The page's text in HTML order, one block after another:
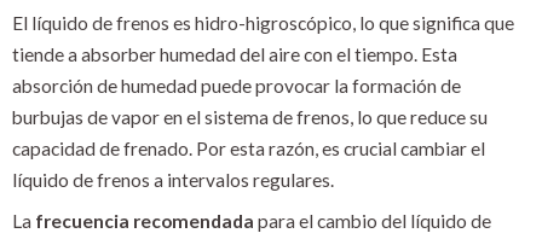
El líquido de frenos es hidro-higroscópico, lo que significa que
tiende a absorber humedad del aire con el tiempo. Esta
absorción de humedad puede provocar la formación de
burbujas de vapor en el sistema de frenos, lo que reduce su
capacidad de frenado. Por esta razón, es crucial cambiar el
líquido de frenos a intervalos regulares.
La frecuencia recomendada para el cambio del líquido de